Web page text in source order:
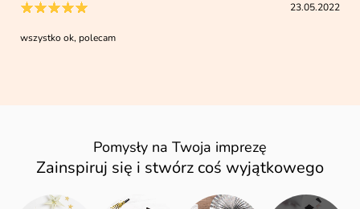
23.05.2022
wszystko ok, polecam
Pomysły na Twoja imprezę
Zainspiruj się i stwórz coś wyjątkowego